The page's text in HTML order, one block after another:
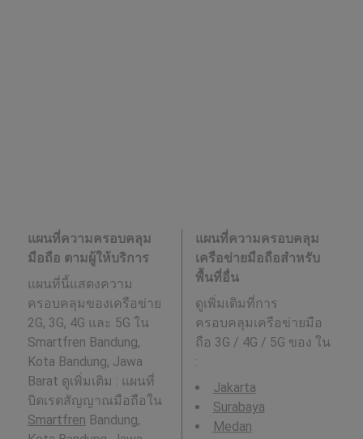
แผนที่ความครอบคลุม
มือถือ ตามผู้ให้บริการ
แผนที่นี้แสดงความ
ครอบคลุมของเครือข่าย
2G, 3G, 4G และ 5G ใน
Smartfren Bandung,
Kota Bandung, Jawa
Barat ดูเพิ่มเติม : แผนที่
บิตเรตสัญญาณมือถือใน
Smartfren Bandung,
แผนที่ความครอบคลุม
เครือข่ายมือถือสำหรับ
พื้นที่อื่น
ดูเพิ่มเติมที่การ
ครอบคลุมเครือข่ายมือ
ถือ 3G / 4G / 5G ของ ใน
:
Jakarta
Surabaya
Medan